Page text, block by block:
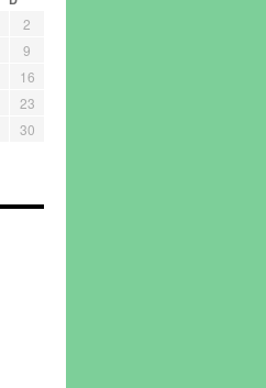
2
9
16
23
30